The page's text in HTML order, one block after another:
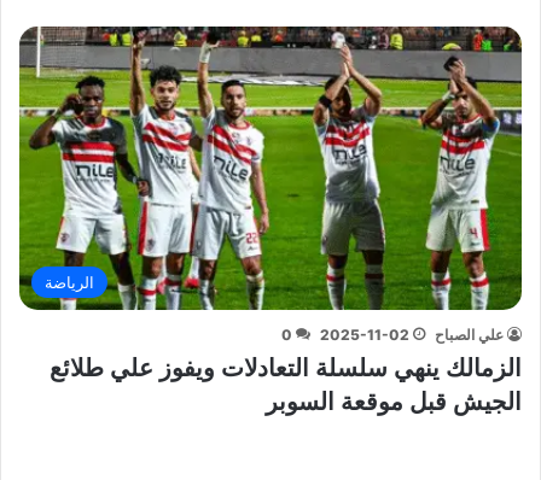
الرياضة
علي الصباح 2025-11-02
0
الزمالك ينهي سلسلة التعادلات ويفوز علي طلائع
الجيش قبل موقعة السوبر